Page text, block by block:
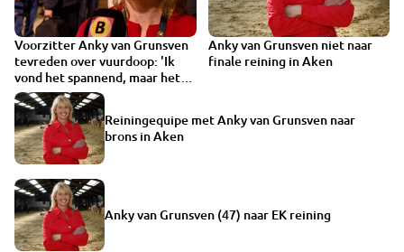
Voorzitter Anky van Grunsven
tevreden over vuurdoop: 'Ik
vond het spannend, maar het
was geweldig'
Anky van Grunsven niet naar
finale reining in Aken
Reiningequipe met Anky van Grunsven naar
brons in Aken
Anky van Grunsven (47) naar EK reining